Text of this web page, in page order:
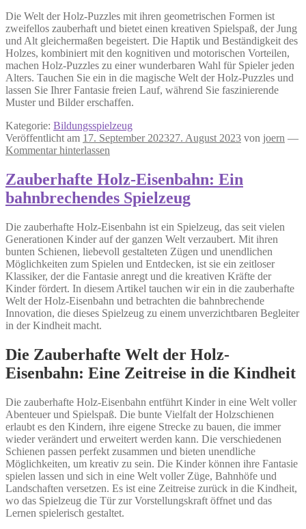
Die Welt der Holz-Puzzles mit ihren geometrischen Formen ist
zweifellos zauberhaft und bietet einen kreativen Spielspaß, der Jung
und Alt gleichermaßen begeistert. Die Haptik und Beständigkeit des
Holzes, kombiniert mit den kognitiven und motorischen Vorteilen,
machen Holz-Puzzles zu einer wunderbaren Wahl für Spieler jeden
Alters. Tauchen Sie ein in die magische Welt der Holz-Puzzles und
lassen Sie Ihrer Fantasie freien Lauf, während Sie faszinierende
Muster und Bilder erschaffen.
Kategorie: Bildungsspielzeug
Veröffentlicht am 17. September 202327. August 2023 von joern —
Kommentar hinterlassen
Zauberhafte Holz-Eisenbahn: Ein
bahnbrechendes Spielzeug
Die zauberhafte Holz-Eisenbahn ist ein Spielzeug, das seit vielen
Generationen Kinder auf der ganzen Welt verzaubert. Mit ihren
bunten Schienen, liebevoll gestalteten Zügen und unendlichen
Möglichkeiten zum Spielen und Entdecken, ist sie ein zeitloser
Klassiker, der die Fantasie anregt und die kreativen Kräfte der
Kinder fördert. In diesem Artikel tauchen wir ein in die zauberhafte
Welt der Holz-Eisenbahn und betrachten die bahnbrechende
Innovation, die dieses Spielzeug zu einem unverzichtbaren Begleiter
in der Kindheit macht.
Die Zauberhafte Welt der Holz-
Eisenbahn: Eine Zeitreise in die Kindheit
Die zauberhafte Holz-Eisenbahn entführt Kinder in eine Welt voller
Abenteuer und Spielspaß. Die bunte Vielfalt der Holzschienen
erlaubt es den Kindern, ihre eigene Strecke zu bauen, die immer
wieder verändert und erweitert werden kann. Die verschiedenen
Schienen passen perfekt zusammen und bieten unendliche
Möglichkeiten, um kreativ zu sein. Die Kinder können ihre Fantasie
spielen lassen und sich in eine Welt voller Züge, Bahnhöfe und
Landschaften versetzen. Es ist eine Zeitreise zurück in die Kindheit,
wo das Spielzeug die Tür zur Vorstellungskraft öffnet und das
Lernen spielerisch gestaltet.